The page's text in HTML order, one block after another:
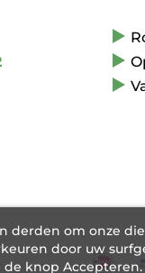
derden om onze
door uw
knop Accepteren.